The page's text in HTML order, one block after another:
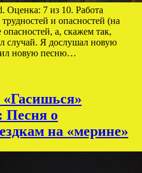
Оценка: 7 из 10. Работа
и опасностей (на
а, скажем так,
случай. Я дослушал новую
новую песню…
«Гасишься»
Песня о
на «мерине»